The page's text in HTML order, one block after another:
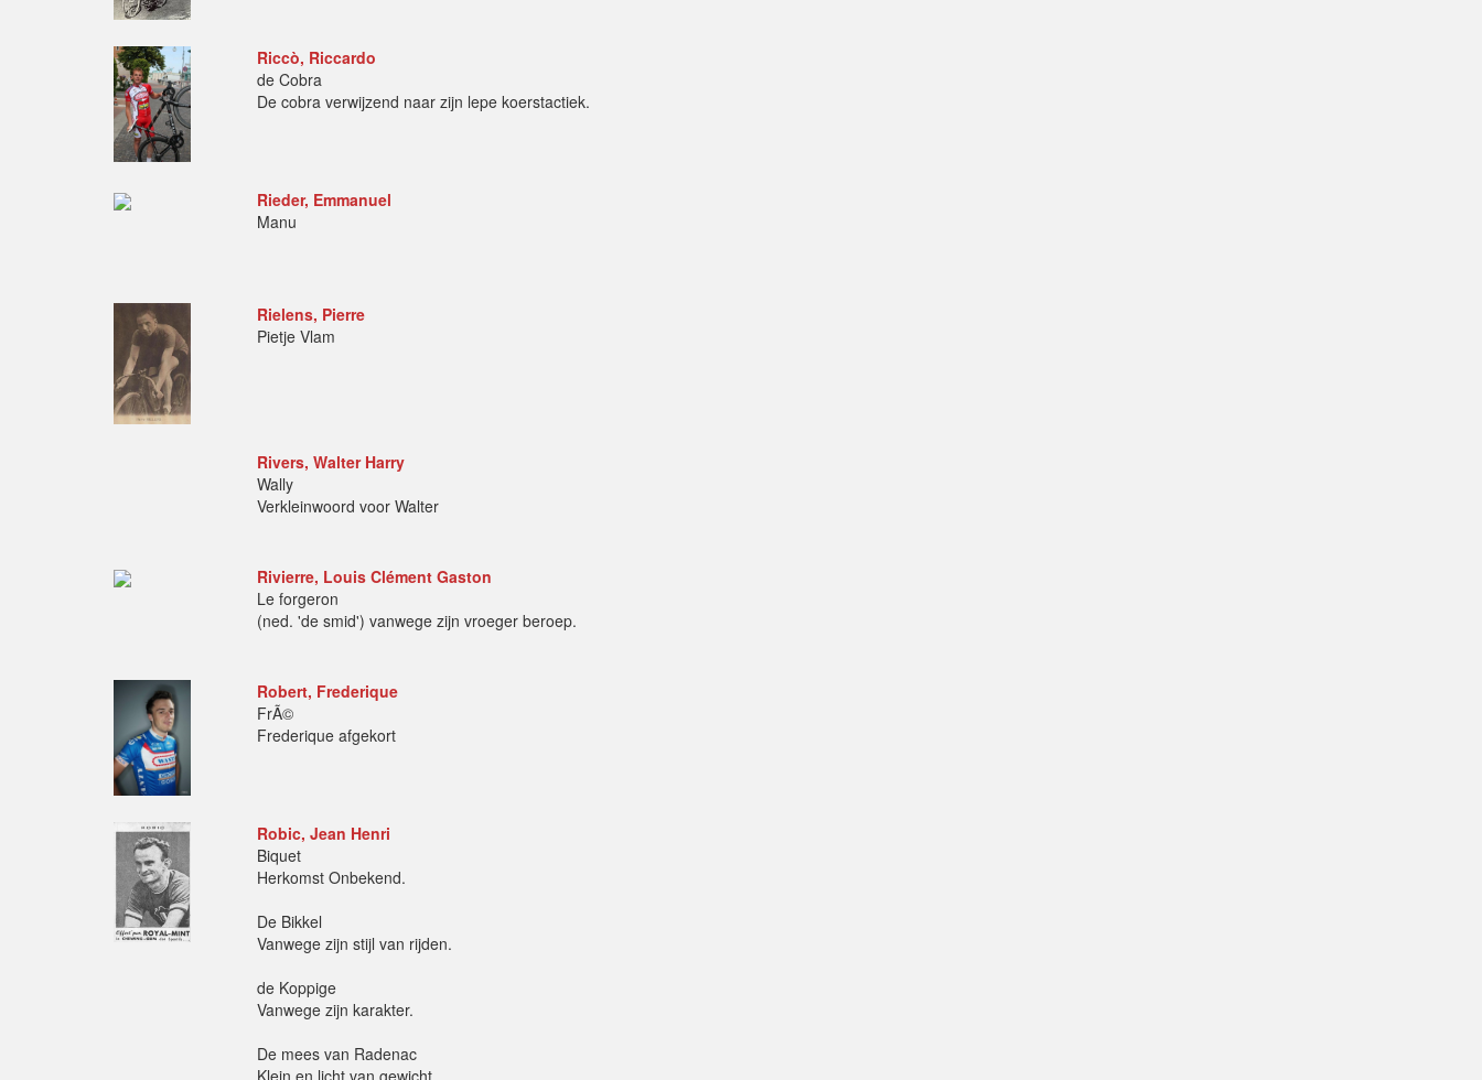
Riccò, Riccardo
de Cobra
De cobra verwijzend naar zijn lepe koerstactiek.
Rieder, Emmanuel
Manu
Rielens, Pierre
Pietje Vlam
Rivers, Walter Harry
Wally
Verkleinwoord voor Walter
Rivierre, Louis Clément Gaston
Le forgeron
(ned. 'de smid') vanwege zijn vroeger beroep.
Robert, Frederique
FrÃ©
Frederique afgekort
Robic, Jean Henri
Biquet
Herkomst Onbekend.
De Bikkel
Vanwege zijn stijl van rijden.
de Koppige
Vanwege zijn karakter.
De mees van Radenac
Klein en licht van gewicht.